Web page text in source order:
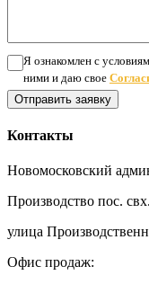
Я ознакомлен с
ними и даю свое
Отправить заявку
Контакты
Новомосковский
Производство пос.
улица
Офис продаж: